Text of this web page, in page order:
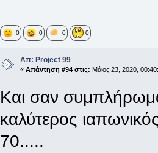
0 0 0 0
Απ: Project 99
« Απάντηση #94 στις: Μάιος 23, 2020,
Και σαν
καλύτερος
70.....